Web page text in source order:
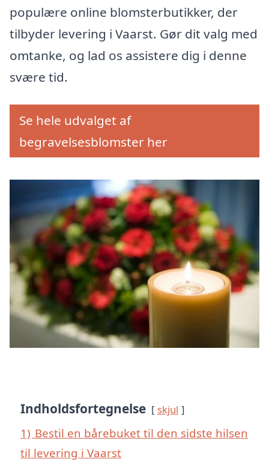
populære online blomsterbutikker, der
tilbyder levering i Vaarst. Gør dit valg med
omtanke, og lad os assistere dig i denne
svære tid.
Se hele udvalget af
begravelsesblomster her
Indholdsfortegnelse skjul
1) Bestil en bårebuket til den sidste hilsen
til levering i Vaarst